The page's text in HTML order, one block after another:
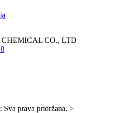
CO., LTD
prava pridržana. >